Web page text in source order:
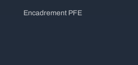
Encadrement PFE